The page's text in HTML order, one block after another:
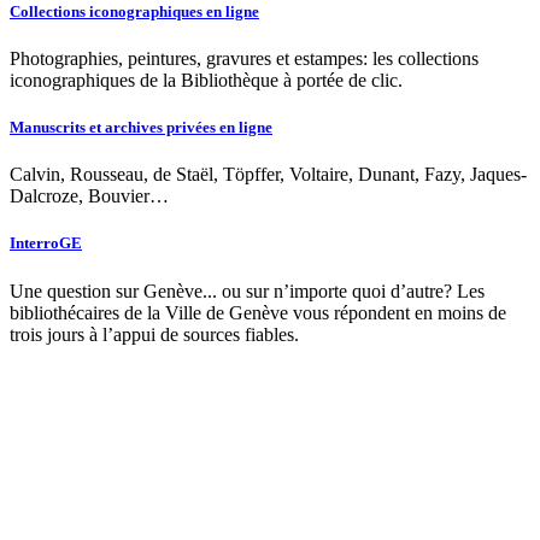
Collections iconographiques en ligne
Photographies, peintures, gravures et estampes: les collections
iconographiques de la Bibliothèque à portée de clic.
Manuscrits et archives privées en ligne
Calvin, Rousseau, de Staël, Töpffer, Voltaire, Dunant, Fazy, Jaques-
Dalcroze, Bouvier…
InterroGE
Une question sur Genève... ou sur n’importe quoi d’autre? Les
bibliothécaires de la Ville de Genève vous répondent en moins de
trois jours à l’appui de sources fiables.